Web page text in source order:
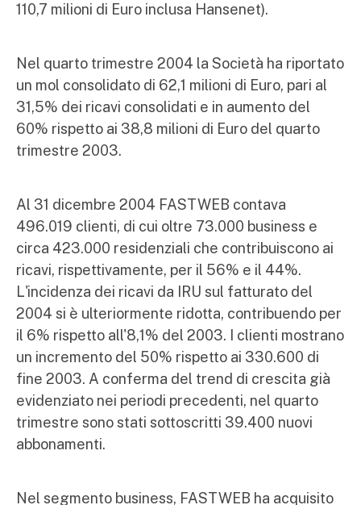
110,7 milioni di Euro inclusa Hansenet).
Nel quarto trimestre 2004 la Società ha riportato
un mol consolidato di 62,1 milioni di Euro, pari al
31,5% dei ricavi consolidati e in aumento del
60% rispetto ai 38,8 milioni di Euro del quarto
trimestre 2003.
Al 31 dicembre 2004 FASTWEB contava
496.019 clienti, di cui oltre 73.000 business e
circa 423.000 residenziali che contribuiscono ai
ricavi, rispettivamente, per il 56% e il 44%.
L'incidenza dei ricavi da IRU sul fatturato del
2004 si è ulteriormente ridotta, contribuendo per
il 6% rispetto all'8,1% del 2003. I clienti mostrano
un incremento del 50% rispetto ai 330.600 di
fine 2003. A conferma del trend di crescita già
evidenziato nei periodi precedenti, nel quarto
trimestre sono stati sottoscritti 39.400 nuovi
abbonamenti.
Nel segmento business, FASTWEB ha acquisito